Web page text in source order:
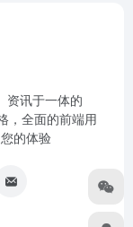
资讯于一体的
，全面的前端用
的体验